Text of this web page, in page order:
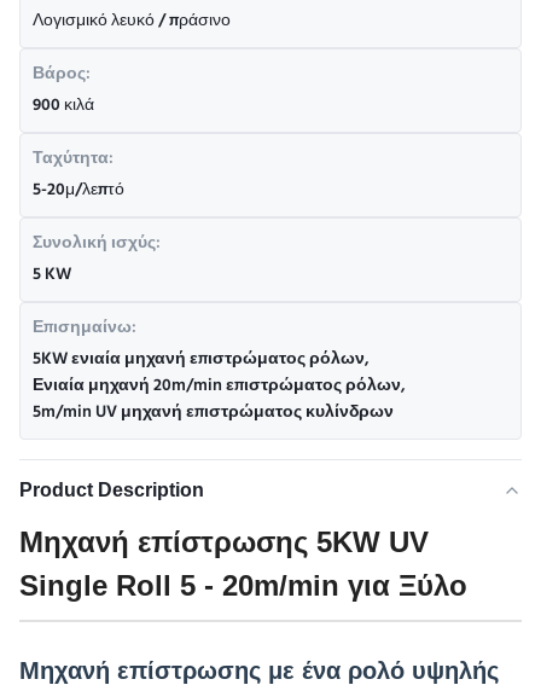
Λογισμικό λευκό / πράσινο
Βάρος:
900 κιλά
Ταχύτητα:
5-20μ/λεπτό
Συνολική ισχύς:
5 KW
Επισημαίνω:
5KW ενιαία μηχανή επιστρώματος ρόλων,
Ενιαία μηχανή 20m/min επιστρώματος ρόλων,
5m/min UV μηχανή επιστρώματος κυλίνδρων
Product Description
Μηχανή επίστρωσης 5KW UV
Single Roll 5 - 20m/min για Ξύλο
Μηχανή επίστρωσης με ένα ρολό υψηλής